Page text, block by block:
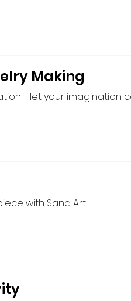
Making
- let your imagination
with Sand Art!